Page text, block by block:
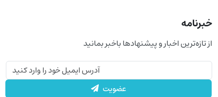
خبرنامه
از تازه‌ترین اخبار و پیشنهادها باخبر بمانید
عضویت